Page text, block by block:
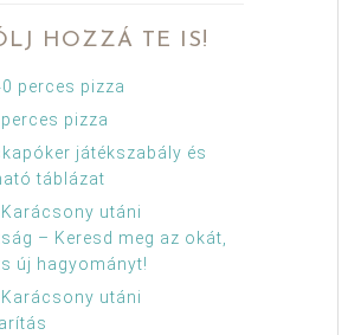
HOZZÁ TE IS!
perces pizza
pizza
játékszabály és
táblázat
Karácsony utáni
– Keresd meg az okát,
új hagyományt!
Karácsony utáni